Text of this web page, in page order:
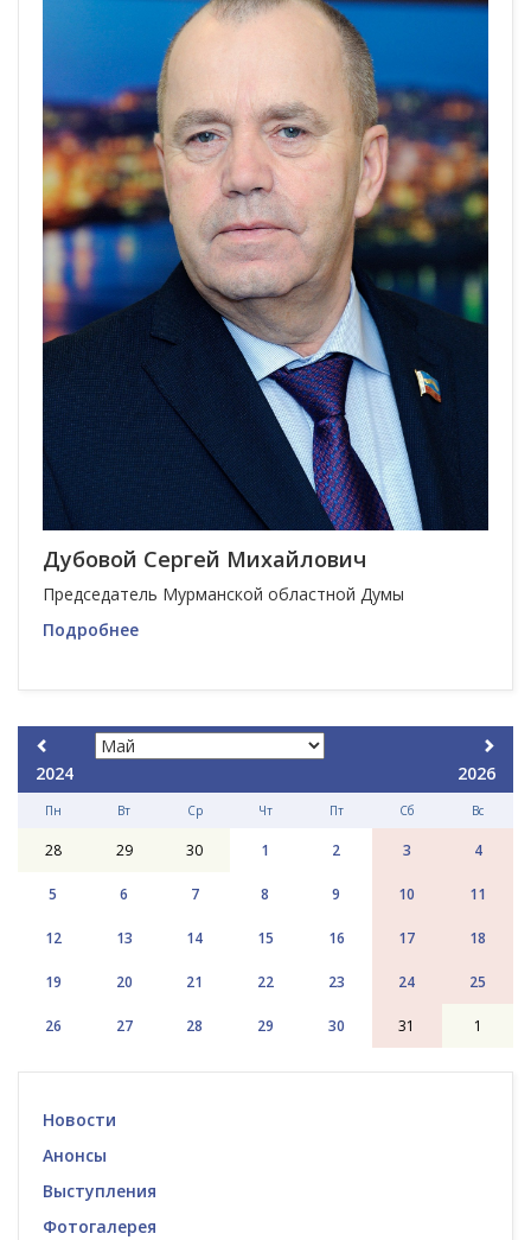
Дубовой Сергей Михайлович
Председатель Мурманской областной Думы
Подробнее
2024 2026
Пн Вт Ср Чт Пт Сб Вс
28 29 30 1 2 3 4
5 6 7 8 9 10 11
12 13 14 15 16 17 18
19 20 21 22 23 24 25
26 27 28 29 30 31 1
Новости
Анонсы
Выступления
Фотогалерея